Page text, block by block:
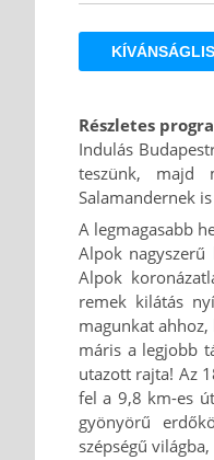
Részletes
Indulás
teszünk, majd
Salamandernek
A legmagasabb
Alpok nagyszerű
Alpok
remek kilátás
magunkat ahhoz,
máris a legjobb
utazott rajta! Az
fel a 9,8 km-es
gyönyörű
szépségű